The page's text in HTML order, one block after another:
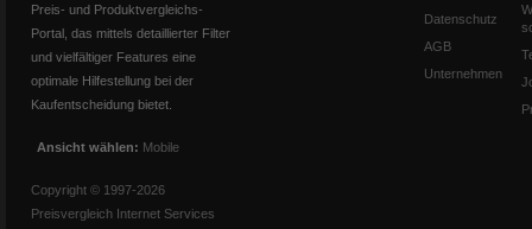
Preis- und Produktvergleichs-
Portal, das mittels detaillierter Filter
und vielfältiger Features eine
optimale Hilfestellung bei der
Kaufentscheidung bietet.
Ansicht wählen: Mobile
Copyright © 1997-2026
Preisvergleich Internet Services
Datenschutz
AGB
Unternehmen